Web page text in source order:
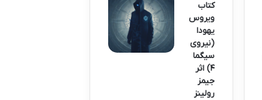
کتاب
ویروس
یهودا
(نیروی
سیگما
۴) اثر
جیمز
رولینز